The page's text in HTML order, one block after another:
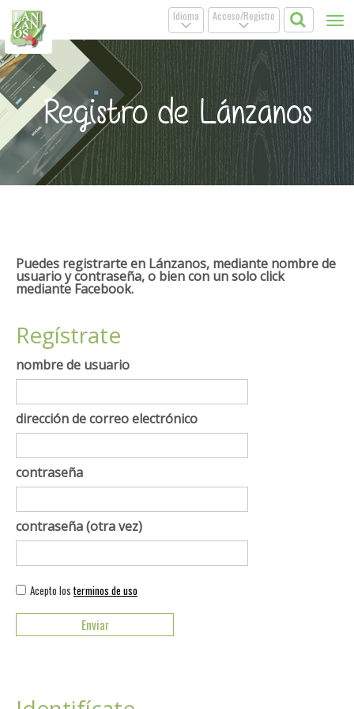
Acceso/Registro
.
Idioma
.
Registro de Lánzanos
Puedes registrarte en Lánzanos, mediante nombre de
usuario y contraseña, o bien con un solo click
mediante Facebook.
Regístrate
nombre de usuario
dirección de correo electrónico
contraseña
contraseña (otra vez)
Acepto los terminos de uso